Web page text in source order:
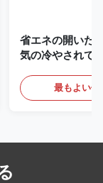
省エネの開いた
気の冷やされて
最もよい価